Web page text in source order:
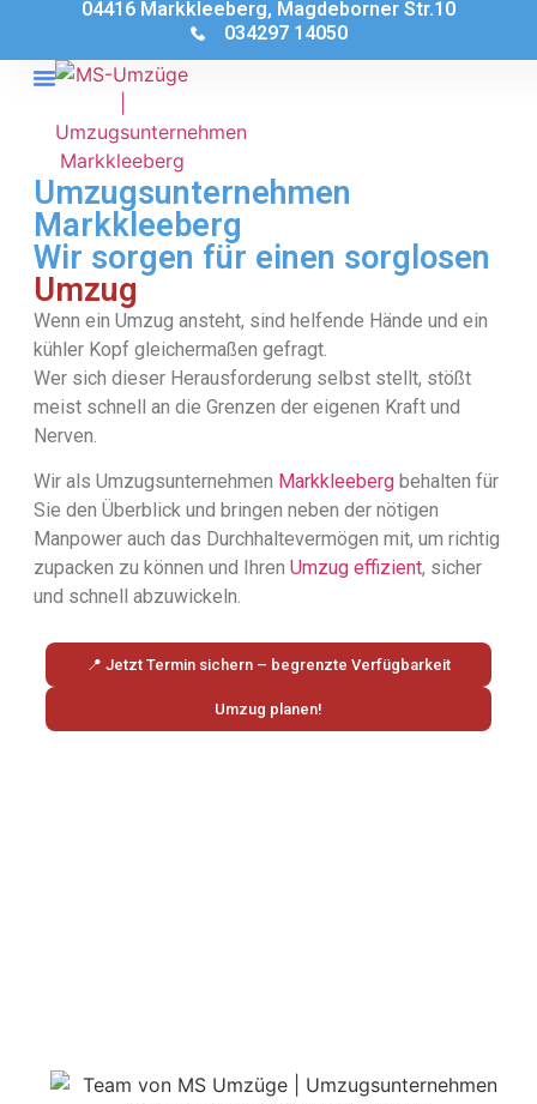
04416 Markkleeberg, Magdeborner Str.10
034297 14050
Umzugsunternehmen
Markkleeberg
Wir sorgen für einen sorglosen
Umzug
Wenn ein Umzug ansteht, sind helfende Hände und ein
kühler Kopf gleichermaßen gefragt.
Wer sich dieser Herausforderung selbst stellt, stößt
meist schnell an die Grenzen der eigenen Kraft und
Nerven.
Wir als Umzugsunternehmen Markkleeberg behalten für
Sie den Überblick und bringen neben der nötigen
Manpower auch das Durchhaltevermögen mit, um richtig
zupacken zu können und Ihren Umzug effizient, sicher
und schnell abzuwickeln.
📍 Jetzt Termin sichern – begrenzte Verfügbarkeit
Umzug planen!